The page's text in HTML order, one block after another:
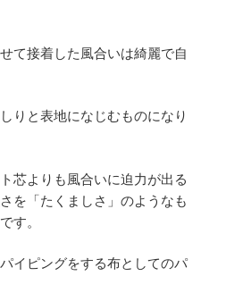
て接着した風合いは綺麗で自
りと表地になじむものになり
芯よりも風合いに迫力が出る
を「たくましさ」のようなも
す。
イピングをする布としてのパ